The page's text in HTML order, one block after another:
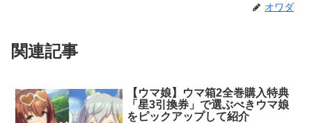
オワダ
関連記事
【ウマ娘】ウマ箱2全巻購入特典
「星3引換券」で選ぶべきウマ娘
をピックアップして紹介